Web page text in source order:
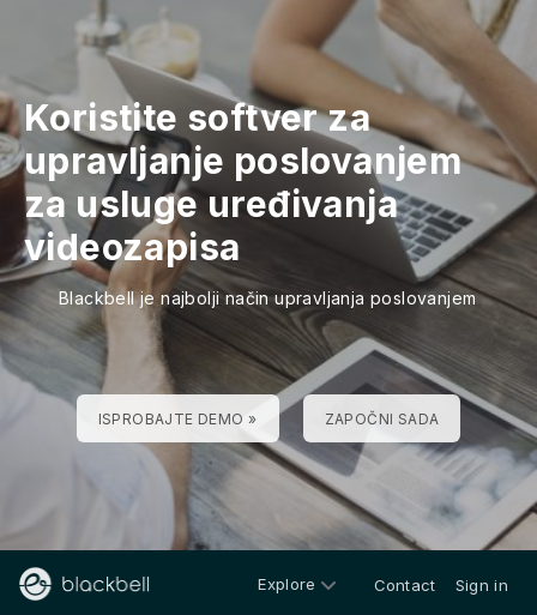
Koristite softver za
upravljanje poslovanjem
za usluge uređivanja
videozapisa
Blackbell je najbolji način upravljanja poslovanjem
ISPROBAJTE DEMO » ZAPOČNI SADA
Explore Contact Sign in